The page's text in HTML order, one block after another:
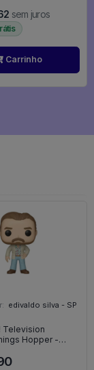
sem juros
Carrinho
edivaldo silva - SP
Television
Hopper -